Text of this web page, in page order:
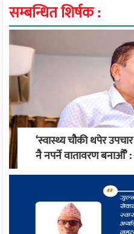
सम्बन्धित शिर्षक :
‘स्वास्थ्य चौकी थपेर
नै नपर्ने वातावरण